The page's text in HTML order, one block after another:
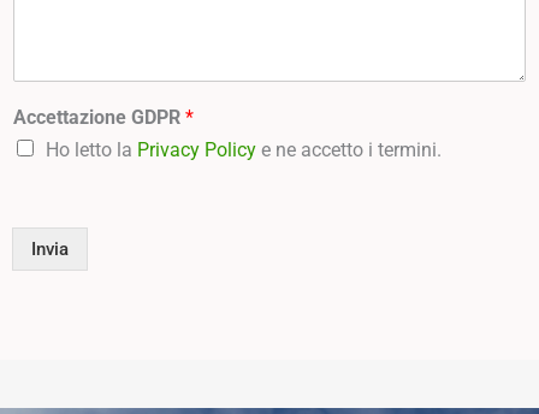
Accettazione GDPR *
Ho letto la Privacy Policy e ne accetto i termini.
Invia